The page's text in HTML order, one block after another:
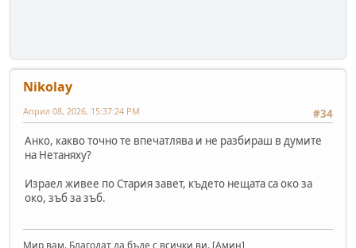
Nikolay
#34
Април 08, 2026, 15:37:24 PM
Анко, какво точно те впечатлява и не разбираш в думите
на Нетаняху?
Израел живее по Стария завет, където нещата са око за
око, зъб за зъб.
Мир вам. Благодат да бъде с всички ви. [Амин]